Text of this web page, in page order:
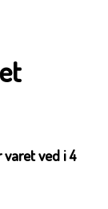
ved i 4